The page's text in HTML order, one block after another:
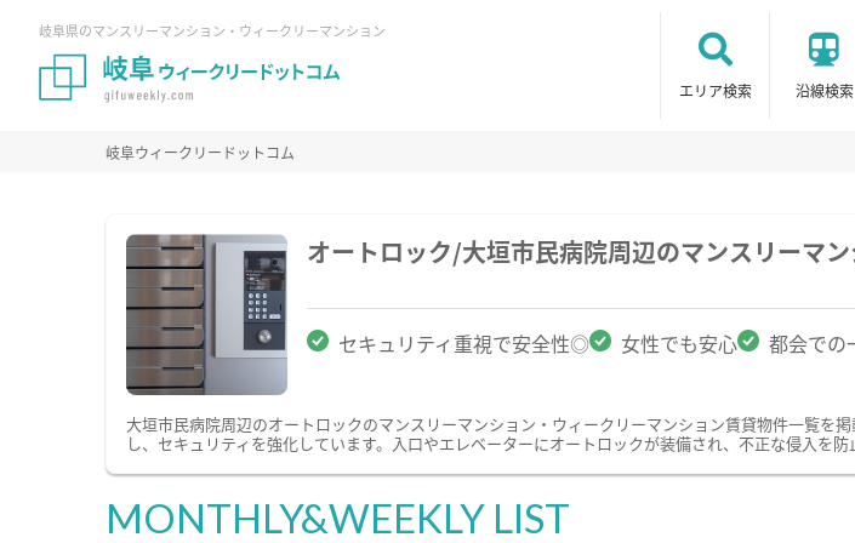
岐阜県のマンスリーマンション・ウィークリーマンション
エリア検索 沿線検索
岐阜ウィークリードットコム
オートロック/大垣市民病院周辺のマンスリーマ
セキュリティ重視で安全性◎ 女性でも安心 都会での
大垣市民病院周辺のオートロックのマンスリーマンション・ウィークリーマンション賃貸物件一覧
し、セキュリティを強化しています。入口やエレベーターにオートロックが装備され、不正な侵入を
MONTHLY&WEEKLY LIST